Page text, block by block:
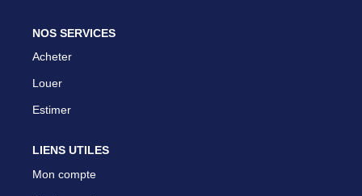
NOS SERVICES
Acheter
Louer
Estimer
LIENS UTILES
Mon compte